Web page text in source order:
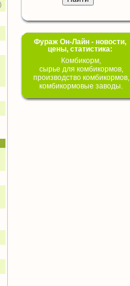
Фураж Он-Лайн - новости,
цены, статистика:
Комбикорм,
сырье для комбикормов,
производство комбикормов,
комбикормовые заводы.